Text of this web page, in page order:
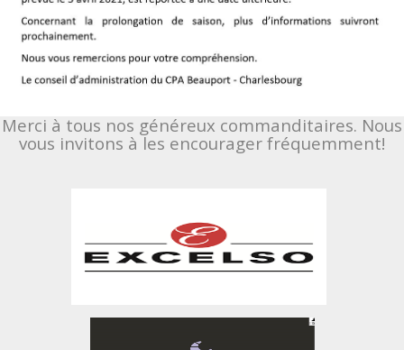
Merci à tous nos généreux commanditaires. Nous
vous invitons à les encourager fréquemment!